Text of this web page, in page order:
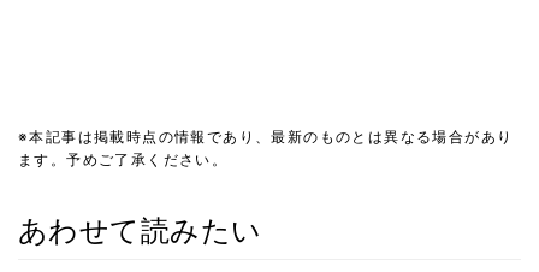
※本記事は掲載時点の情報であり、最新のものとは異なる場合があり
ます。予めご了承ください。
あわせて読みたい